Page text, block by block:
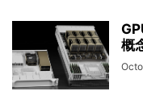
概